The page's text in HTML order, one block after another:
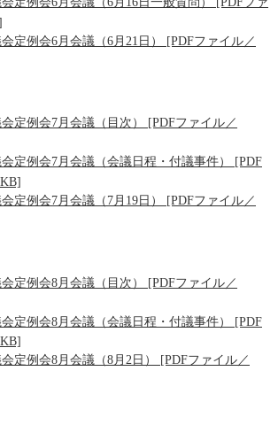
定例会6月会議（6月21日） [PDFファイル／
定例会7月会議（目次） [PDFファイル／
定例会7月会議（会議日程・付議事件） [PDF
定例会7月会議（7月19日） [PDFファイル／
定例会8月会議（目次） [PDFファイル／
定例会8月会議（会議日程・付議事件） [PDF
定例会8月会議（8月2日） [PDFファイル／